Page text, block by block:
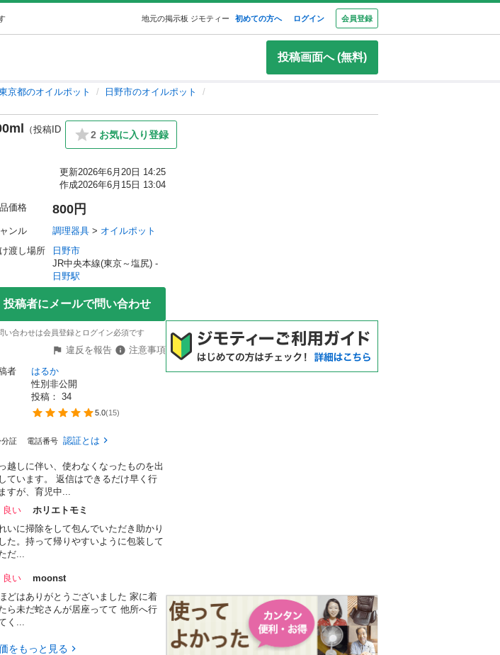
地元の掲示板 ジモティー 初めての方へ ログイン 会員登録
投稿画面へ (無料)
京都のオイルポット
日野市のオイルポット
（投稿ID
2 お気に入り登録
更新2026年6月20日 14:25
作成2026年6月15日 13:04
価格 800円
ンル 調理器具 > オイルポット
渡し場所
日野市
日野駅
投稿者にメールで問い合わせ
い合わせは会員登録とログイン必須です
違反を報告
注意事項
者
はるか
性別非公開
投稿： 34
5.0(15)
分証 電話番号 認証とは
越しに伴い、使わなくなったものを出
ています。 返信はできるだけ早く行
すが、育児中...
良い
ホリエトモミ
いに掃除をして包んでいただき助かり
た。持って帰りやすいように包装して
だ...
良い
moonst
どはありがとうございました 家に着
ら未だ蛇さんが居座ってて 他所へ行
く...
をもっと見る